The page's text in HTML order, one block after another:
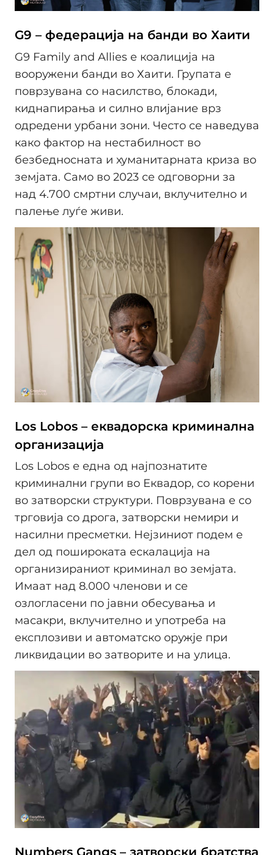
G9 – федерација на банди во Хаити
G9 Family and Allies е коалиција на
вооружени банди во Хаити. Групата е
поврзувана со насилство, блокади,
киднапирања и силно влијание врз
одредени урбани зони. Често се наведува
како фактор на нестабилност во
безбедносната и хуманитарната криза во
земјата. Само во 2023 се одговорни за
над 4.700 смртни случаи, вклучително и
палење луѓе живи.
Los Lobos – еквадорска криминална
организација
Los Lobos е една од најпознатите
криминални групи во Еквадор, со корени
во затворски структури. Поврзувана е со
трговија со дрога, затворски немири и
насилни пресметки. Нејзиниот подем е
дел од пошироката ескалација на
организираниот криминал во земјата.
Имаат над 8.000 членови и се
озлогласени по јавни обесувања и
масакри, вклучително и употреба на
експлозиви и автоматско оружје при
ликвидации во затворите и на улица.